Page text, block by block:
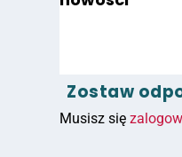
Zostaw
Musisz się